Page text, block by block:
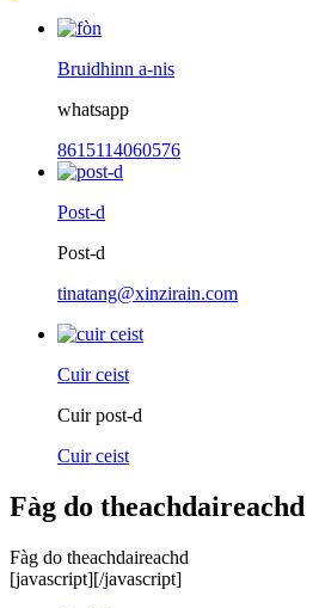
Bruidhinn a-nis
whatsapp
8615114060576
Post-d
Post-d
tinatang@xinzirain.com
Cuir ceist
Cuir post-d
Cuir ceist
Fàg do theachdaireachd
Fàg do theachdaireachd
[javascript][/javascript]